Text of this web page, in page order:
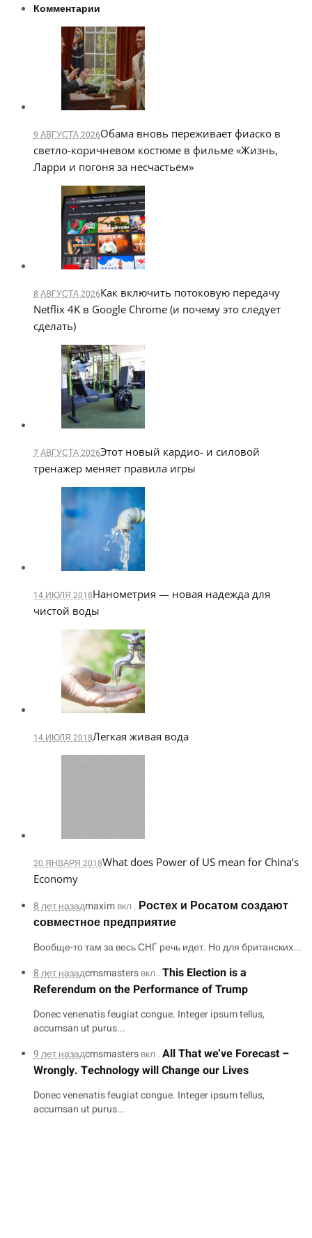
Комментарии
9 АВГУСТА 2026Обама вновь переживает фиаско в
светло-коричневом костюме в фильме «Жизнь,
Ларри и погоня за несчастьем»
8 АВГУСТА 2026Как включить потоковую передачу
Netflix 4K в Google Chrome (и почему это следует
сделать)
7 АВГУСТА 2026Этот новый кардио- и силовой
тренажер меняет правила игры
14 ИЮЛЯ 2018Нанометрия — новая надежда для
чистой воды
14 ИЮЛЯ 2018Легкая живая вода
20 ЯНВАРЯ 2018What does Power of US mean for China’s
Economy
8 лет назадmaximвкл . Ростех и Росатом создают
совместное предприятие
Вообще-то там за весь СНГ речь идет. Но для британских...
8 лет назадcmsmastersвкл .This Election is a
Referendum on the Performance of Trump
Donec venenatis feugiat congue. Integer ipsum tellus,
accumsan ut purus...
9 лет назадcmsmastersвкл .All That we’ve Forecast –
Wrongly. Technology will Change our Lives
Donec venenatis feugiat congue. Integer ipsum tellus,
accumsan ut purus...